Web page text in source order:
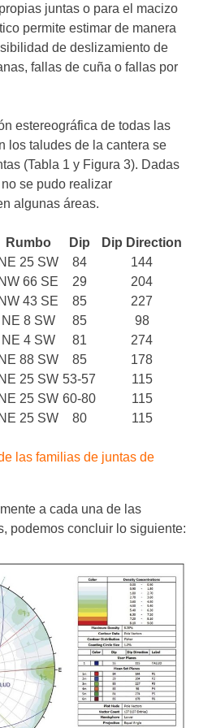
juntas o para el macizo
permite estimar de manera
de deslizamiento de
fallas de cuña o fallas por
estereográfica de todas las
los taludes de la cantera se
(Tabla 1 y Figura 3). Dadas
se pudo realizar
algunas áreas.
Rumbo Dip
Dip Direction
NE 25 SW 84
144
NW 66 SE 29
204
NW 43 SE 85
227
NE 8 SW 85
98
NE 4 SW 81
274
NE 88 SW 85
178
NE 25 SW 53-57
115
NE 25 SW 60-80
115
NE 25 SW 80 115
las familias de juntas de
a cada una de las
podemos concluir lo siguiente: